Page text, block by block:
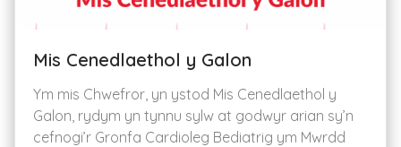
Mis Cenedlaethol y Galon
Ym mis Chwefror, yn ystod Mis Cenedlaethol y
Galon, rydym yn tynnu sylw at godwyr arian sy’n
cefnogi’r Gronfa Cardioleg Bediatrig ym Mwrdd